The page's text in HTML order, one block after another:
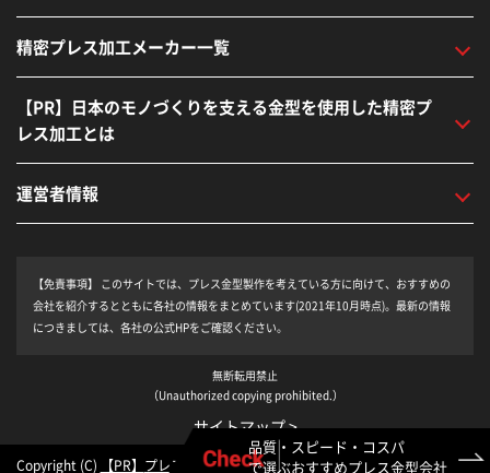
品質・スピード・コスパ
で選ぶおすすめプレス金型会社
精密プレス加工メーカー一覧
【PR】日本のモノづくりを支える金型を使用した精密プ
レス加工とは
運営者情報
【免責事項】 このサイトでは、プレス金型製作を考えている方に向けて、おすすめの
会社を紹介するとともに各社の情報をまとめています(2021年10月時点)。最新の情報
につきましては、各社の公式HPをご確認ください。
無断転用禁止
（Unauthorized copying prohibited.）
サイトマップ >
Copyright (C) プレス金型専門マガジン│ダイマガAll Rights Reserved.